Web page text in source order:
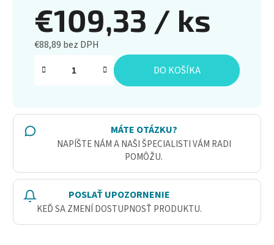
€109,33 / ks
€88,89 bez DPH
Jednotková cena:
DO KOŠÍKA
MÁTE OTÁZKU?
NAPÍŠTE NÁM A NAŠI ŠPECIALISTI VÁM RADI
POMÔŽU.
POSLAŤ UPOZORNENIE
KEĎ SA ZMENÍ DOSTUPNOSŤ PRODUKTU.